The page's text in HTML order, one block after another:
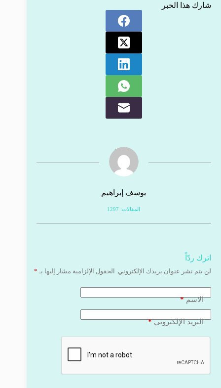
شارك هذا الخبر
يوسف إبراهيم
المقالات: 1297
اترك ردّاً
لن يتم نشر عنوان بريدك الإلكتروني. الحقول الإلزامية مشار إليها بـ *
الاسم*
البريد الإلكتروني*